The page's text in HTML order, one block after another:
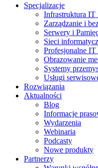
Specjalizacje
Infrastruktura IT
Zarządzanie i
Serwery i
Sieci
Profesjonalne IT
Obrazowanie
Systemy
Usługi
Rozwiązania
Aktualności
Blog
Informacje
Wydarzenia
Webinaria
Podcasty
Nowe produkty
Partnerzy